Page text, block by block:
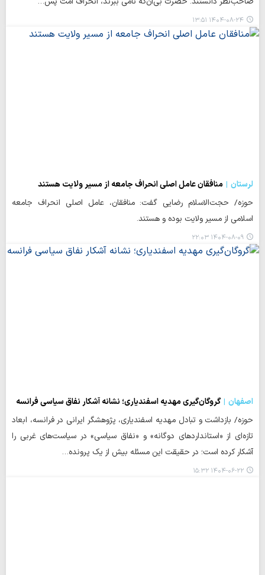
۱۴۰۴-۰۸-۲۴ ۱۳:۵۱
لرستان
منافقان عامل اصلی انحراف جامعه از مسیر ولایت هستند
حوزه/ حجت‌الاسلام‌ رضایی گفت: منافقان، عامل اصلی انحراف جامعه
اسلامی از مسیر ولایت بوده و هستند.
۱۴۰۴-۰۸-۰۹ ۲۲:۰۳
اصفهان
گروگان‌گیری مهدیه اسفندیاری؛ نشانه آشکار نفاق سیاسی فرانسه
حوزه/ بازداشت و تبادل مهدیه اسفندیاری، پژوهشگر ایرانی در فرانسه، ابعاد
تازه‌ای از «استانداردهای دوگانه» و «نفاق سیاسی» در سیاست‌های غربی را
آشکار کرده است؛ در حقیقت این مسئله‌ بیش از یک پرونده…
۱۴۰۴-۰۶-۲۲ ۱۵:۳۲